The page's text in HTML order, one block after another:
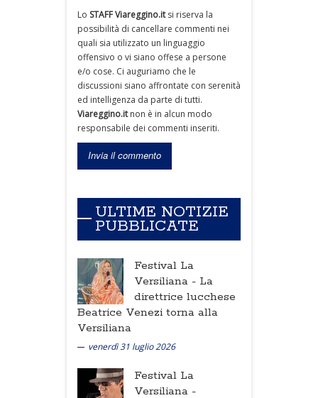
Lo STAFF Viareggino.itsi riserva la
possibilità di cancellare commenti nei
quali sia utilizzato un linguaggio
offensivo o vi siano offese a persone
e/o cose. Ci auguriamo che le
discussioni siano affrontate con serenità
ed intelligenza da parte di tutti.
Viareggino.itnon è in alcun modo
responsabile dei commenti inseriti.
ULTIME NOTIZIE
PUBBLICATE
Festival La
Versiliana - La
direttrice lucchese
Beatrice Venezi torna alla
Versiliana
venerdì 31 luglio 2026
Festival La
Versiliana -